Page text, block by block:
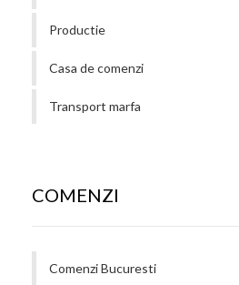
Productie
Casa de comenzi
Transport marfa
COMENZI
Comenzi Bucuresti